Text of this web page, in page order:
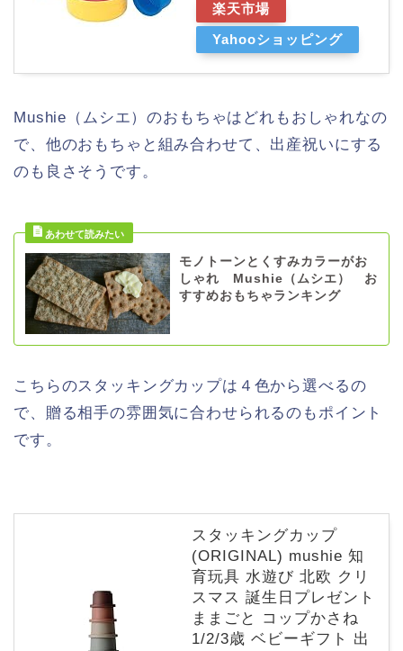
楽天市場
Yahooショッピング
Mushie（ムシエ）のおもちゃはどれもおしゃれなの
で、他のおもちゃと組み合わせて、出産祝いにする
のも良さそうです。
モノトーンとくすみカラーがお
しゃれ Mushie（ムシエ） お
すすめおもちゃランキング
こちらのスタッキングカップは４色から選べるの
で、贈る相手の雰囲気に合わせられるのもポイント
です。
スタッキングカップ
(ORIGINAL) mushie 知
育玩具 水遊び 北欧 クリ
スマス 誕生日プレゼント
ままごと コップかさね
1/2/3歳 ベビーギフト 出